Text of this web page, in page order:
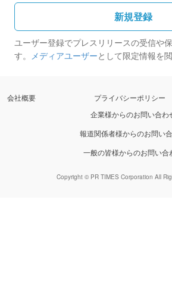
新規登録
ユーザー登録でプレスリリースの受信や
す。 メディアユーザーとして限定情報を
会社概要 プライバシーポリシー
企業様からのお問い合わ
報道関係者様からのお問い
一般の皆様からのお問い合
Copyright © PR TIMES Corporation All